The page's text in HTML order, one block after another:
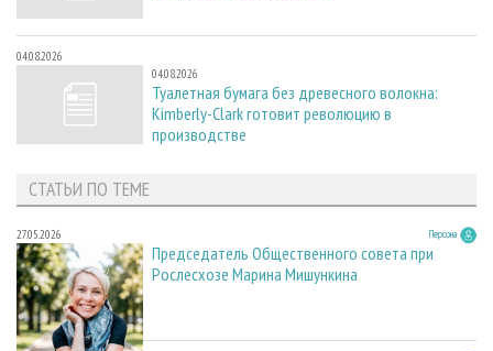
04.08.2026
04.08.2026
Туалетная бумага без древесного волокна:
Kimberly-Clark готовит революцию в
производстве
СТАТЬИ ПО ТЕМЕ
27.05.2026 Персона
Председатель Общественного совета при
Рослесхозе Марина Мишункина